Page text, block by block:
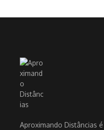
Aproximando Distâncias